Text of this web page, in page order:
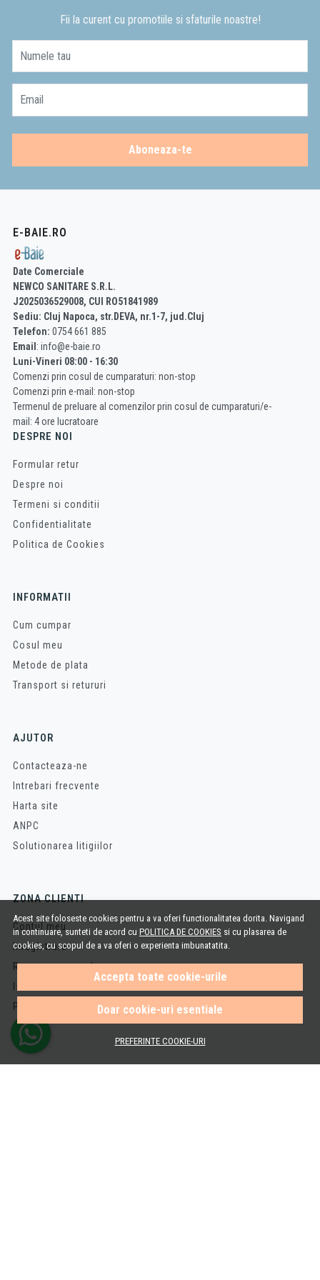
Acest site foloseste cookies pentru a va oferi functionalitatea dorita. Navigand
in continuare, sunteti de acord cu POLITICA DE COOKIES si cu plasarea de
cookies, cu scopul de a va oferi o experienta imbunatatita.
Accepta toate cookie-urile
Doar cookie-uri esentiale
PREFERINTE COOKIE-URI
Fii la curent cu promotiile si sfaturile noastre!
Numele tau
Email
Aboneaza-te
E-BAIE.RO
Date Comerciale
NEWCO SANITARE S.R.L.
J2025036529008, CUI RO51841989
Sediu: Cluj Napoca, str.DEVA, nr.1-7, jud.Cluj
Telefon: 0754 661 885
Email : info@e-baie.ro
Luni-Vineri 08:00 - 16:30
Comenzi prin cosul de cumparaturi: non-stop
Comenzi prin e-mail: non-stop
Termenul de preluare al comenzilor prin cosul de cumparaturi/e-
mail: 4 ore lucratoare
DESPRE NOI
Formular retur
Despre noi
Termeni si conditii
Confidentialitate
Politica de Cookies
INFORMATII
Cum cumpar
Cosul meu
Metode de plata
Transport si retururi
AJUTOR
Contacteaza-ne
Intrebari frecvente
Harta site
ANPC
Solutionarea litigiilor
ZONA CLIENTI
Contul meu
Inregistrare
Recuperare parola
Istoric comenzi
Produse favorite